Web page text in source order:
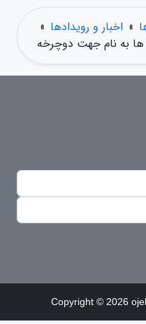
» اخبار و رویدادها »
ها به نام جهت دوچرخه
Copyright © 2026